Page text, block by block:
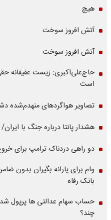
هیچ
آتش افروز سوخت
آتش افروز سوخت
حاج‌علی‌اکبری: زیست عفیفانه
است
تصاویر هواگردهای منهدم‌شده
هشدار پانتا درباره جنگ با
دو راهی دردناک ترامپ برای
بانک رفاه
حساب سهام عدالتی ها پرپول
چند؟